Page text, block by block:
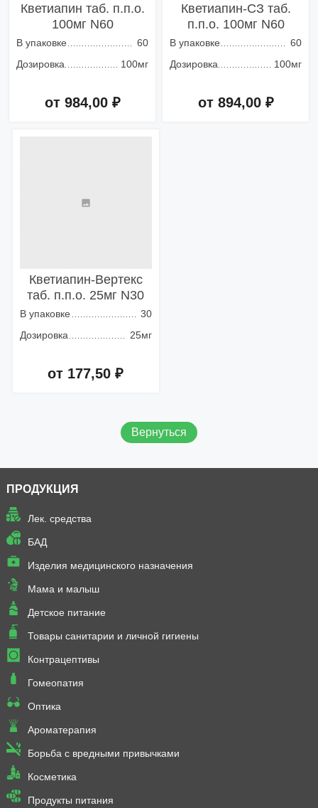
Кветиапин таб. п.п.о.
100мг N60
В упаковке
60
Дозировка
100мг
от 984,00 ₽
Кветиапин-СЗ таб.
п.п.о. 100мг N60
В упаковке
60
Дозировка
100мг
от 894,00 ₽
Кветиапин-Вертекс
таб. п.п.о. 25мг N30
В упаковке
30
Дозировка
25мг
от 177,50 ₽
Вернуться
ПРОДУКЦИЯ
Лек. средства
БАД
Изделия медицинского назначения
Мама и малыш
Детское питание
Товары санитарии и личной гигиены
Контрацептивы
Гомеопатия
Оптика
Ароматерапия
Борьба с вредными привычками
Косметика
Продукты питания